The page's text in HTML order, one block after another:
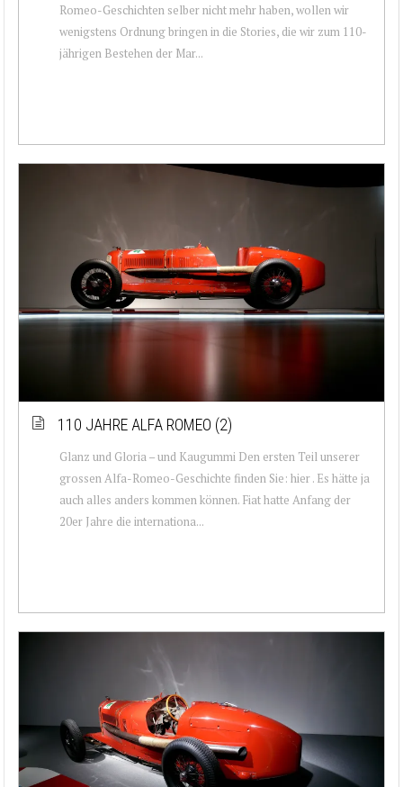
Romeo-Geschichten selber nicht mehr haben, wollen wir
wenigstens Ordnung bringen in die Stories, die wir zum 110-
jährigen Bestehen der Mar...
110 JAHRE ALFA ROMEO (2)
Glanz und Gloria – und Kaugummi Den ersten Teil unserer
grossen Alfa-Romeo-Geschichte finden Sie: hier . Es hätte ja
auch alles anders kommen können. Fiat hatte Anfang der
20er Jahre die internationa...